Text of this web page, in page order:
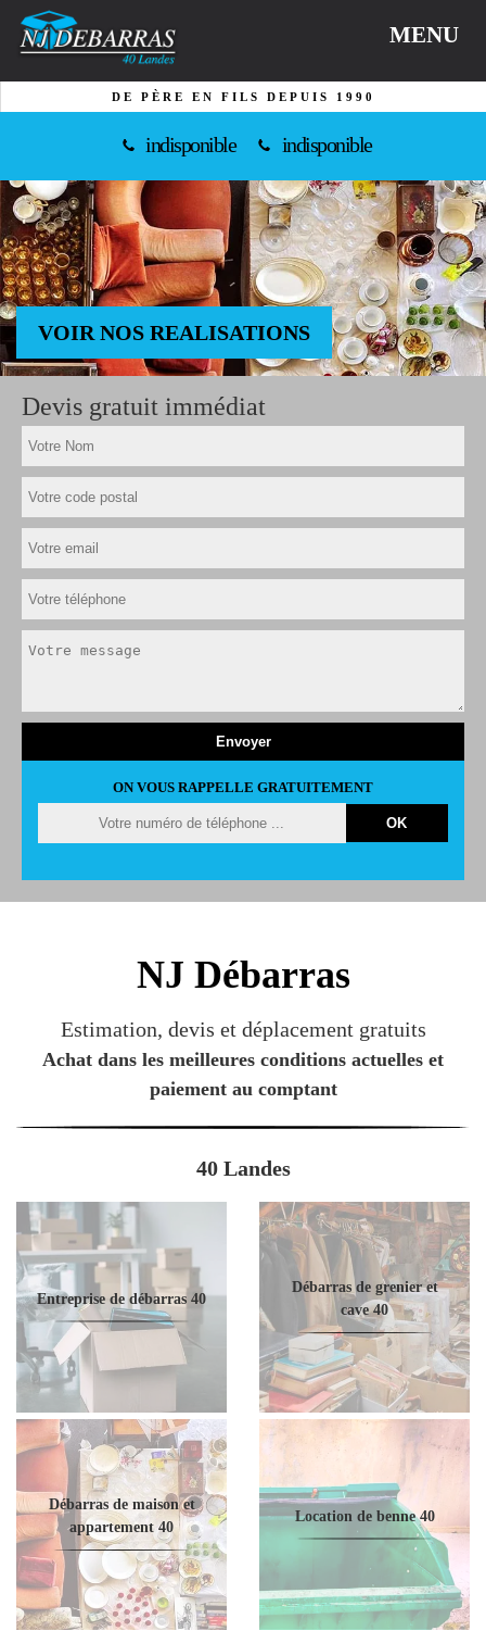
MENU
DE PÈRE EN FILS DEPUIS 1990
indisponible indisponible
VOIR NOS REALISATIONS
Devis gratuit immédiat
ON VOUS RAPPELLE GRATUITEMENT
NJ Débarras
Estimation, devis et déplacement gratuits
Achat dans les meilleures conditions actuelles et
paiement au comptant
40 Landes
Entreprise de débarras 40
Débarras de grenier et
cave 40
Débarras de maison et
appartement 40
Location de benne 40